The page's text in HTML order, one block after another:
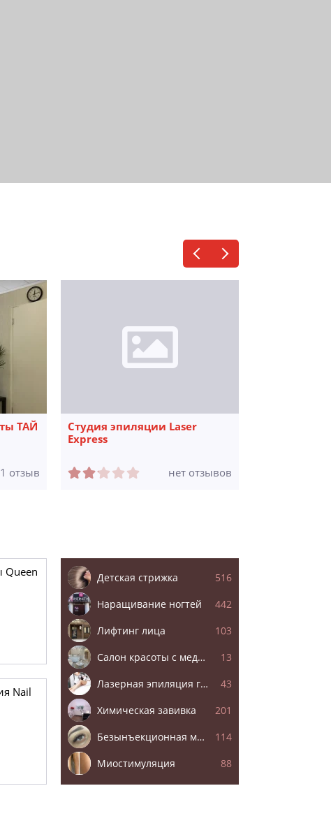
ТАЙ
1 отзыв
Студия эпиляции Laser
Express
нет отзывов
Queen
Nail
Детская стрижка 516
Наращивание ногтей 442
Лифтинг лица 103
Салон красоты с медицинской лицензией 13
Лазерная эпиляция глубокого бикини 43
Химическая завивка 201
Безынъекционная мезотерапия 114
Миостимуляция 88